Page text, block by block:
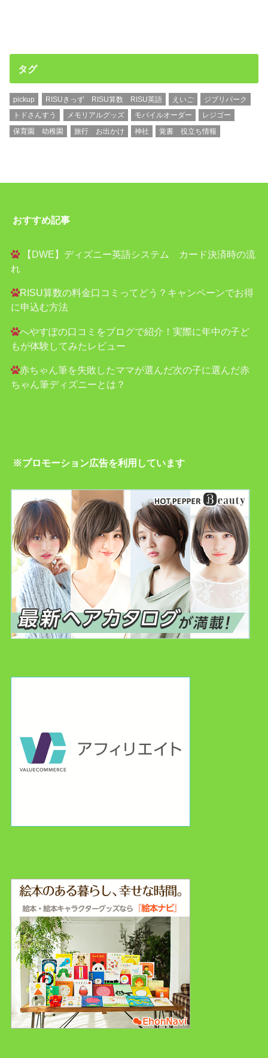
タグ
pickup RISUきっず RISU算数 RISU英語 えいご
ジブリパーク
トドさんすう
メモリアルグッズ モバイルオーダー
レジゴー
保育園 幼稚園
旅行 お出かけ 神社 覚書 役立ち情報
おすすめ記事
【DWE】ディズニー英語システム カード決済時の流
れ
RISU算数の料金口コミってどう？キャンペーンでお得
に申込む方法
へやすぽの口コミをブログで紹介！実際に年中の子ど
もが体験してみたレビュー
赤ちゃん筆を失敗したママが選んだ次の子に選んだ赤
ちゃん筆ディズニーとは？
※プロモーション広告を利用しています